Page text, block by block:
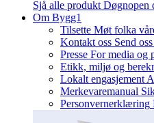
Sjå alle produkt Døgnopen
Om Bygg1
Tilsette Møt folka
Kontakt oss Send
Presse For media og
Etikk, miljø og
Lokalt engasjement
Merkevaremanual
Personvernerklæring